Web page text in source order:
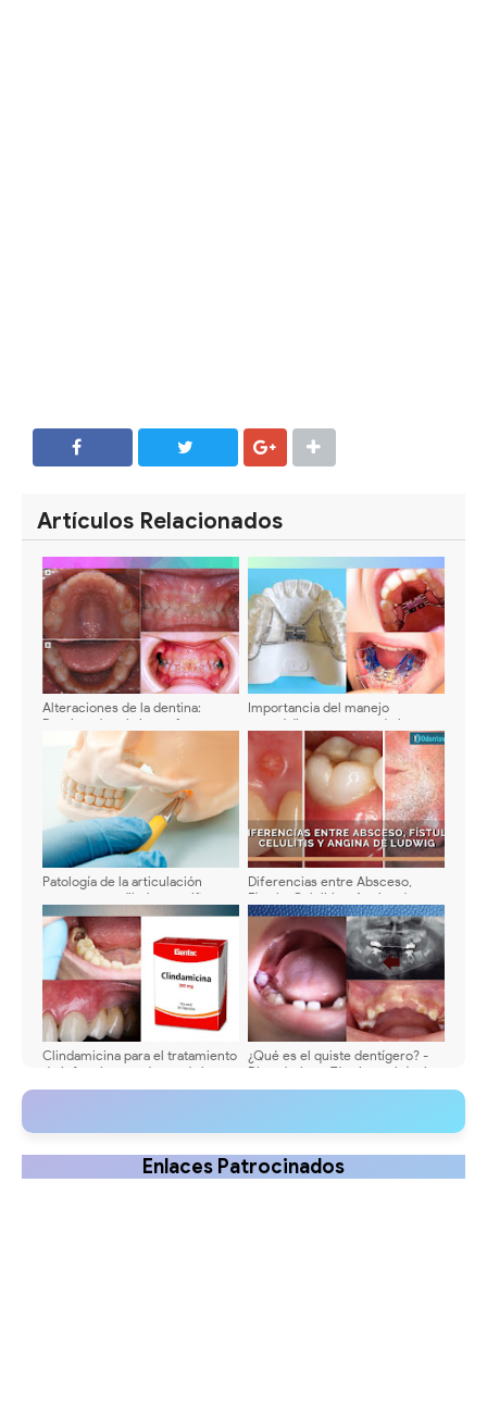
Artículos Relacionados
Alteraciones de la dentina:
Dentinogénesis imperfecta y
Displasia dentaria - Diagnóstico,
tratamiento y caso clínico
Importancia del manejo
ortopédico temprano de las
maloclusiones
Patología de la articulación
temporomandibular en niños
Diferencias entre Absceso,
Fístula, Celulitis y Angina de
Ludwig | Odontología Actual
Clindamicina para el tratamiento
de infecciones odontogénicas
¿Qué es el quiste dentígero? -
Diagnóstico - Técnica quirúrgica
- Casos clínicos
Enlaces Patrocinados